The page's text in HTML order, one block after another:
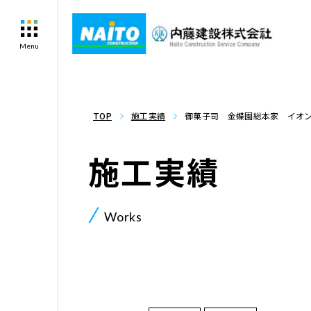
Menu
TOP 施工実績 御菓子司 金蝶園総本家 イオ
Works
施工実績